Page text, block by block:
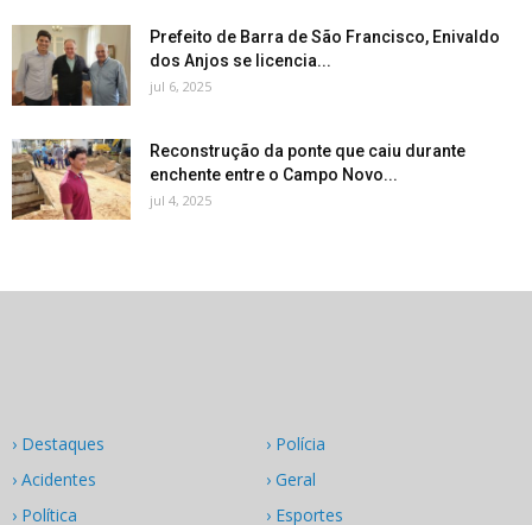
Prefeito de Barra de São Francisco, Enivaldo
dos Anjos se licencia...
jul 6, 2025
Reconstrução da ponte que caiu durante
enchente entre o Campo Novo...
jul 4, 2025
› Destaques
› Acidentes
› Política
› Polícia
› Geral
› Esportes